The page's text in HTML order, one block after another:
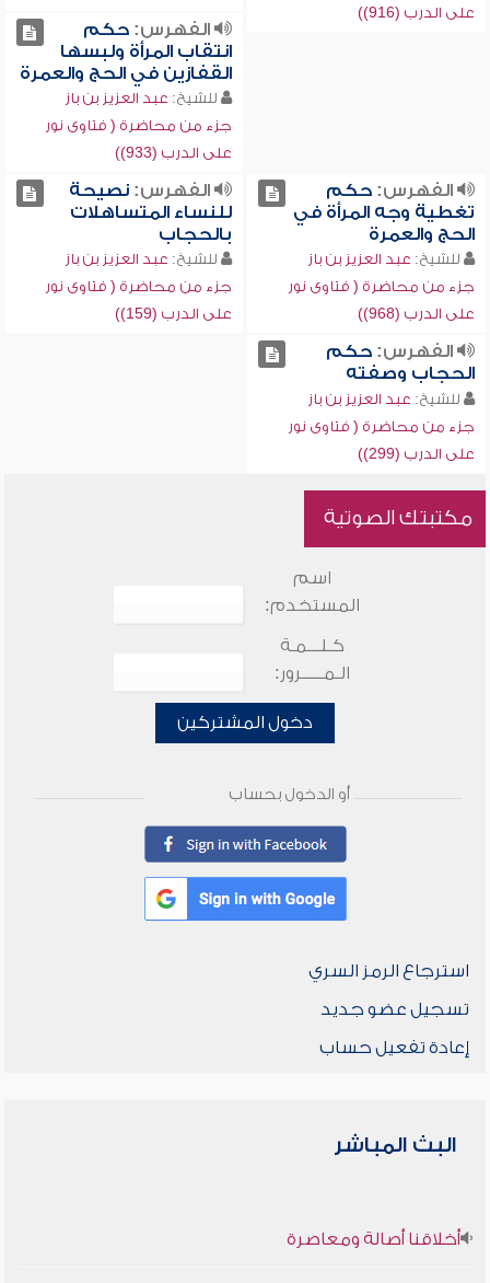
على الدرب (916))
الفهرس:حكم
انتقاب المرأة ولبسها
القفازين في الحج والعمرة
للشيخ: عبد العزيز بن باز
جزء من محاضرة ( فتاوى نور
على الدرب (933))
الفهرس:حكم
تغطية وجه المرأة في
الحج والعمرة
للشيخ: عبد العزيز بن باز
جزء من محاضرة ( فتاوى نور
على الدرب (968))
الفهرس:نصيحة
للنساء المتساهلات
بالحجاب
للشيخ: عبد العزيز بن باز
جزء من محاضرة ( فتاوى نور
على الدرب (159))
الفهرس:حكم
الحجاب وصفته
للشيخ: عبد العزيز بن باز
جزء من محاضرة ( فتاوى نور
على الدرب (299))
مكتبتك الصوتية
اسم
المستخدم:
كـلـــمـة
الـمـــــرور:
دخول المشتركين
أو الدخول بحساب
استرجاع الرمز السري
تسجيل عضو جديد
إعادة تفعيل حساب
البث المباشر
أخلاقنا أصالة ومعاصرة